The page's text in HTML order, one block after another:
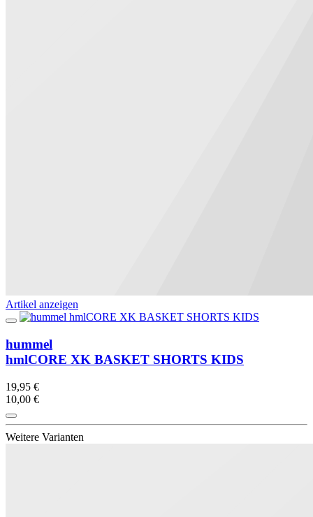
Artikel anzeigen
hummel
hmlCORE XK BASKET SHORTS KIDS
19,95 €
10,00 €
Weitere Varianten